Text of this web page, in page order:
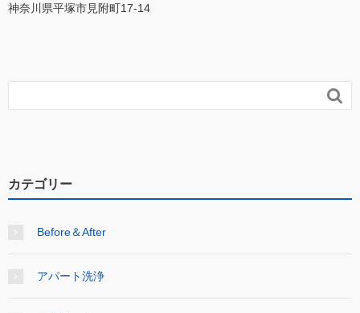
神奈川県平塚市見附町17-14

カテゴリー
Before＆After
アパート洗浄